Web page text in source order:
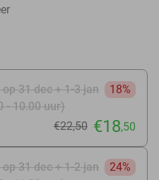
31 dec + 1-3 jan
- 10.00 uur)
18%
€22,50 €18,50
31 dec + 1-2 jan
24%